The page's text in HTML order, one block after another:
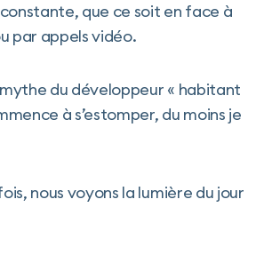
que ce soit en face à
par appels vidéo.
du développeur « habitant
à s’estomper, du moins je
nous voyons la lumière du jour